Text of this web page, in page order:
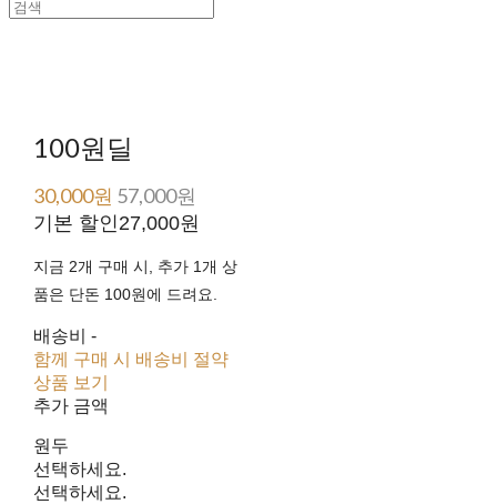
100원딜
30,000원 57,000원
기본 할인 27,000원
지금 2개 구매 시, 추가 1개 상
품은 단돈 100원에 드려요.
배송비 -
함께 구매 시 배송비 절약
상품 보기
추가 금액
원두
선택하세요.
선택하세요.